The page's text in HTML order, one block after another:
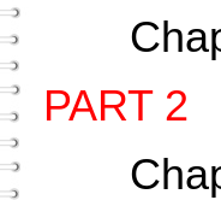
PART 2